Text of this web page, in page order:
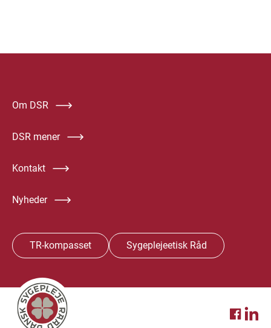
Om DSR
DSR mener
Kontakt
Nyheder
TR-kompasset Sygeplejeetisk Råd